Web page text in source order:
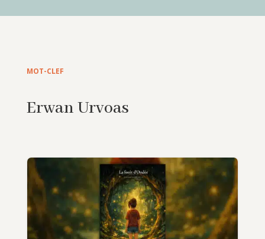
MOT-CLEF
Erwan Urvoas